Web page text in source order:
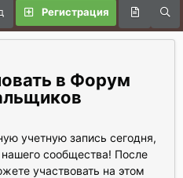
Регистрация
Форум
учетную запись сегодня,
сообщества! После
участвовать на этом